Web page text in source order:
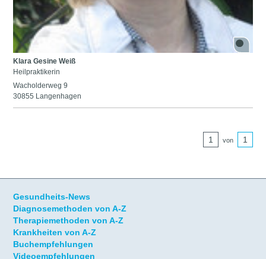
Klara Gesine Weiß
Heilpraktikerin
Wacholderweg 9
30855 Langenhagen
1 von 1
Gesundheits-News
Diagnosemethoden von A-Z
Therapiemethoden von A-Z
Krankheiten von A-Z
Buchempfehlungen
Videoempfehlungen